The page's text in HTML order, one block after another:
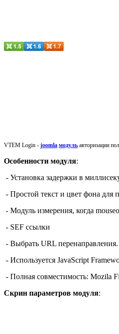
VTEM Login - joomla модуль авторизации
Особенности модуля:
- Установка задержки в
- Простой текст и цвет фона для
- Модуль измерения, когда
- SEF ссылки
- Выбрать URL перенаправления.
- Используется JavaScript
- Полная совместимость: Mozila
Скрин параметров модуля: